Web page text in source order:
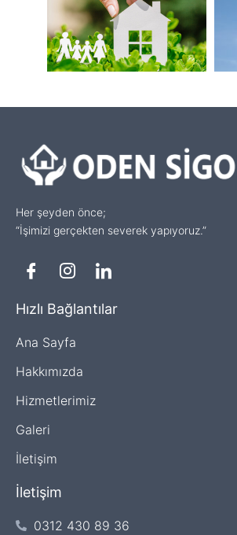
Her şeyden önce;
“İşimizi gerçekten severek yapıyoruz.”
Hızlı Bağlantılar
Ana Sayfa
Hakkımızda
Hizmetlerimiz
Galeri
İletişim
İletişim
0312 430 89 36